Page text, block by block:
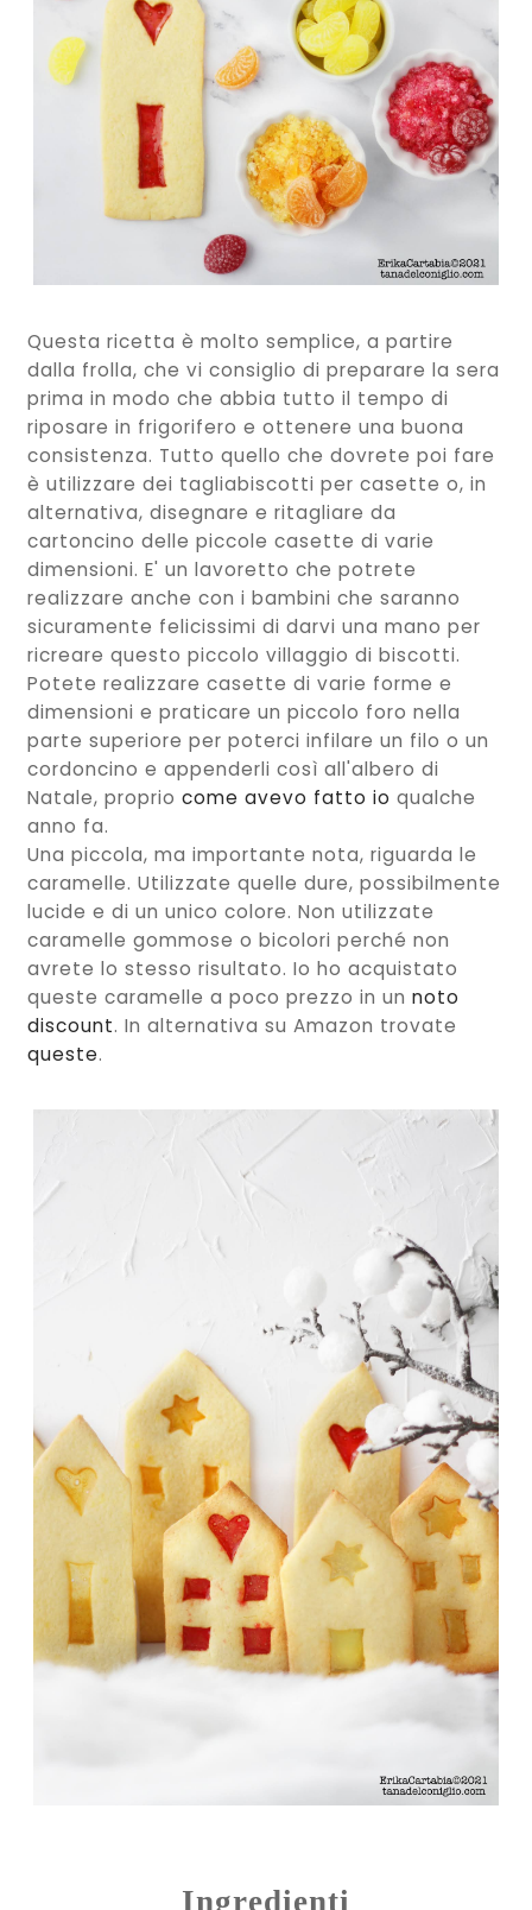
Questa ricetta è molto semplice, a partire
dalla frolla, che vi consiglio di preparare la sera
prima in modo che abbia tutto il tempo di
riposare in frigorifero e ottenere una buona
consistenza. Tutto quello che dovrete poi fare
è utilizzare dei tagliabiscotti per casette o, in
alternativa, disegnare e ritagliare da
cartoncino delle piccole casette di varie
dimensioni. E' un lavoretto che potrete
realizzare anche con i bambini che saranno
sicuramente felicissimi di darvi una mano per
ricreare questo piccolo villaggio di biscotti.
Potete realizzare casette di varie forme e
dimensioni e praticare un piccolo foro nella
parte superiore per poterci infilare un filo o un
cordoncino e appenderli così all'albero di
Natale, propriocome avevo fatto io qualche
anno fa.
Una piccola, ma importante nota, riguarda le
caramelle. Utilizzate quelle dure, possibilmente
lucide e di un unico colore. Non utilizzate
caramelle gommose o bicolori perché non
avrete lo stesso risultato. Io ho acquistato
queste caramelle a poco prezzo in unnoto
discount. In alternativa su Amazon trovate
queste.
Ingredienti